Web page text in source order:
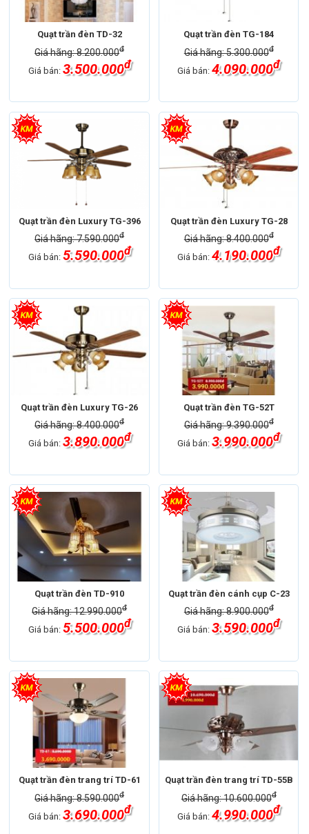
Quạt trần đèn TD-32
Giá hãng: 8.200.000đ
Giá bán: 3.500.000đ
Quạt trần đèn TG-184
Giá hãng: 5.300.000đ
Giá bán:4.090.000đ
Quạt trần đèn Luxury TG-396
Giá hãng: 7.590.000đ
Giá bán: 5.590.000đ
Quạt trần đèn Luxury TG-28
Giá hãng: 8.400.000đ
Giá bán:4.190.000đ
Quạt trần đèn Luxury TG-26
Giá hãng: 8.400.000đ
Giá bán: 3.890.000đ
Quạt trần đèn TG-52T
Giá hãng: 9.390.000đ
Giá bán:3.990.000đ
Quạt trần đèn TD-910
Giá hãng: 12.990.000đ
Giá bán: 5.500.000đ
Quạt trần đèn cánh cụp C-23
Giá hãng: 8.900.000đ
Giá bán:3.590.000đ
Quạt trần đèn trang trí TD-61
Giá hãng: 8.590.000đ
Giá bán: 3.690.000đ
Quạt trần đèn trang trí TD-55B
Giá hãng: 10.600.000đ
Giá bán:4.990.000đ